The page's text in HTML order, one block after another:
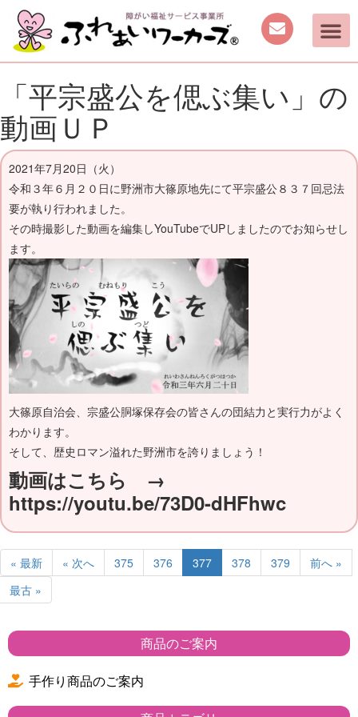
「平宗盛公を偲ぶ集い」の
動画ＵＰ
2021年7月20日（火）
令和３年６月２０日に野洲市大篠原地先にて平宗盛公８３７回忌法
要が執り行われました。
その時撮影した動画を編集しYouTubeでUPしましたのでお知らせし
ます。
大篠原自治会、宗盛公胴塚保存会の皆さんの団結力と実行力がよく
わかります。
そして、歴史ロマン溢れた野洲市を誇りましょう！
動画はこちら →
https://youtu.be/73D0-dHFhwc
« 最新 « 次へ 375 376 377 378 379
前へ »
最古 »
商品のご案内
手作り商品のご案内